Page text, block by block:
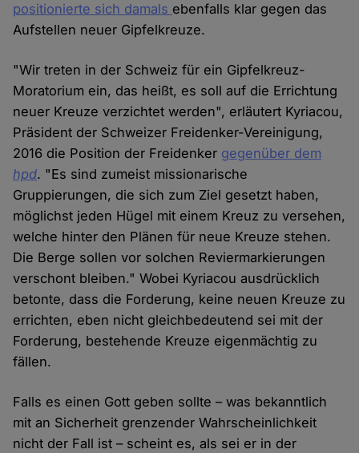
positionierte sich damals ebenfalls klar gegen das
Aufstellen neuer Gipfelkreuze.
"Wir treten in der Schweiz für ein Gipfelkreuz-
Moratorium ein, das heißt, es soll auf die Errichtung
neuer Kreuze verzichtet werden", erläutert Kyriacou,
Präsident der Schweizer Freidenker-Vereinigung,
2016 die Position der Freidenker gegenüber dem
hpd. "Es sind zumeist missionarische
Gruppierungen, die sich zum Ziel gesetzt haben,
möglichst jeden Hügel mit einem Kreuz zu versehen,
welche hinter den Plänen für neue Kreuze stehen.
Die Berge sollen vor solchen Reviermarkierungen
verschont bleiben." Wobei Kyriacou ausdrücklich
betonte, dass die Forderung, keine neuen Kreuze zu
errichten, eben nicht gleichbedeutend sei mit der
Forderung, bestehende Kreuze eigenmächtig zu
fällen.
Falls es einen Gott geben sollte – was bekanntlich
mit an Sicherheit grenzender Wahrscheinlichkeit
nicht der Fall ist – scheint es, als sei er in der